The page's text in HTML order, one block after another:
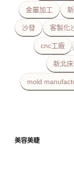
金屬加工
沙發 客製化
cnc工廠
新北
mold
美容美睫